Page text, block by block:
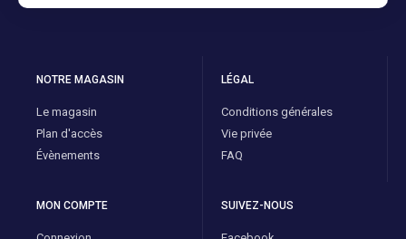
NOTRE MAGASIN
Le magasin
Plan d'accès
Évènements
LÉGAL
Conditions générales
Vie privée
FAQ
MON COMPTE SUIVEZ-NOUS